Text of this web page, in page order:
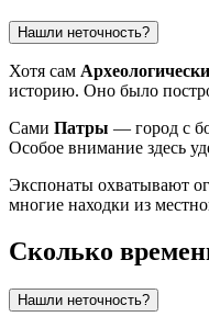
Нашли неточность?
Хотя сам
историю. Оно было
Сами Патры — город с
Особое внимание здесь
Экспонаты охватывают
многие находки из
Сколько
Нашли неточность?